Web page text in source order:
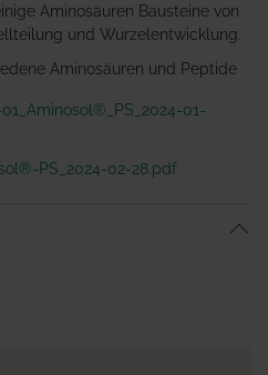
Aminosäuren Bausteine von
und Wurzelentwicklung.
Aminosäuren und Peptide
01-
PS_2024-02-28.pdf